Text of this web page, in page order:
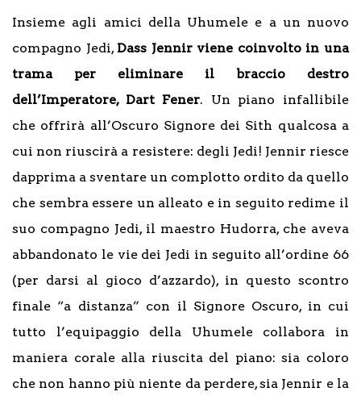
Insieme agli amici della Uhumele e a un nuovo
compagno Jedi, Dass Jennir viene coinvolto in una
trama per eliminare il braccio destro
dell’Imperatore, Dart Fener. Un piano infallibile
che offrirà all’Oscuro Signore dei Sith qualcosa a
cui non riuscirà a resistere: degli Jedi! Jennir riesce
dapprima a sventare un complotto ordito da quello
che sembra essere un alleato e in seguito redime il
suo compagno Jedi, il maestro Hudorra, che aveva
abbandonato le vie dei Jedi in seguito all’ordine 66
(per darsi al gioco d’azzardo), in questo scontro
finale “a distanza” con il Signore Oscuro, in cui
tutto l’equipaggio della Uhumele collabora in
maniera corale alla riuscita del piano: sia coloro
che non hanno più niente da perdere, sia Jennir e la